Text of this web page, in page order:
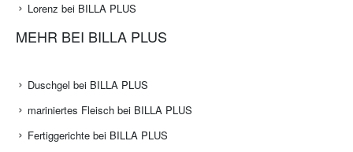
Lorenz bei BILLA PLUS
MEHR BEI BILLA PLUS
Duschgel bei BILLA PLUS
mariniertes Fleisch bei BILLA PLUS
Fertiggerichte bei BILLA PLUS